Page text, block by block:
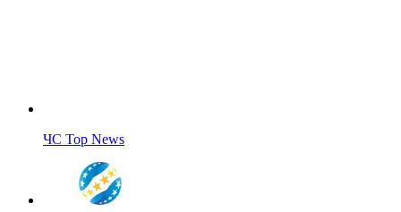
ЧС Top News